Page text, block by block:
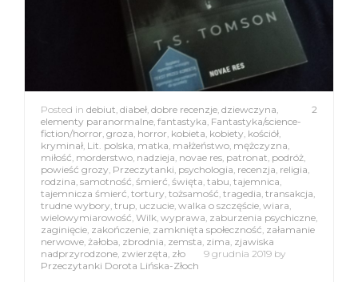
2
Posted in debiut, diabeł, dobre recenzje, dziewczyna,
elementy paranormalne, fantastyka, Fantastyka/science-
fiction/horror, groza, horror, kobieta, kobiety, kościół,
kryminał, Lit. polska, matka, małżeństwo, mężczyzna,
miłość, morderstwo, nadzieja, novae res, patronat, podróż,
powieść grozy, Przeczytanki, psychologia, recenzja, religia,
rodzina, samotność, śmierć, święta, tabu, tajemnica,
tajemnicza śmierć, tortury, tożsamość, tragedia, transakcja,
trudne wybory, trup, uczucie, walka o szczęście, wiara,
wielowymiarowość, Wilk, wyprawa, zaburzenia psychiczne,
zaginięcie, zakończenie, zamknięta społeczność, załamanie
nerwowe, żałoba, zbrodnia, zemsta, zima, zjawiska
nadprzyrodzone, zwierzęta, zło 9 grudnia 2019 by
Przeczytanki Dorota Lińska-Złoch